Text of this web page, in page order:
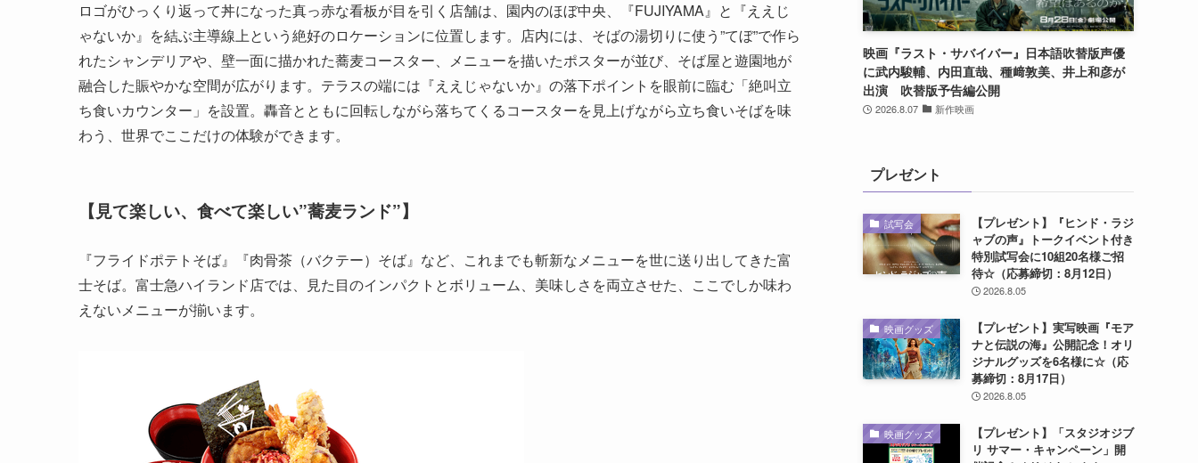
ロゴがひっくり返って丼になった真っ赤な看板が目を引く店舗は、園内のほぼ中央、『FUJIYAMA』と『ええじ
ゃないか』を結ぶ主導線上という絶好のロケーションに位置します。店内には、そばの湯切りに使う”てぼ”で作ら
れたシャンデリアや、壁一面に描かれた蕎麦コースター、メニューを描いたポスターが並び、そば屋と遊園地が
融合した賑やかな空間が広がります。テラスの端には『ええじゃないか』の落下ポイントを眼前に臨む「絶叫立
ち食いカウンター」を設置。轟音とともに回転しながら落ちてくるコースターを見上げながら立ち食いそばを味
わう、世界でここだけの体験ができます。
【見て楽しい、食べて楽しい”蕎麦ランド”】
『フライドポテトそば』『肉骨茶（バクテー）そば』など、これまでも斬新なメニューを世に送り出してきた富
士そば。富士急ハイランド店では、見た目のインパクトとボリューム、美味しさを両立させた、ここでしか味わ
えないメニューが揃います。
映画『ラスト・サバイバー』日本語吹替版声優
に武内駿輔、内田直哉、種﨑敦美、井上和彦が
出演 吹替版予告編公開
2026.8.07 新作映画
プレゼント
試写会
【プレゼント】『ヒンド・ラジ
ャブの声』トークイベント付き
特別試写会に10組20名様ご招
待☆（応募締切：8月12日）
2026.8.05
映画グッズ
【プレゼント】実写映画『モア
ナと伝説の海』公開記念！オリ
ジナルグッズを6名様に☆（応
募締切：8月17日）
2026.8.05
映画グッズ
【プレゼント】「スタジオジブ
リ サマー・キャンペーン」開